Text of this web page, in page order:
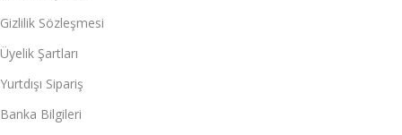
Gizlilik Sözleşmesi
Üyelik Şartları
Yurtdışı Sipariş
Banka Bilgileri